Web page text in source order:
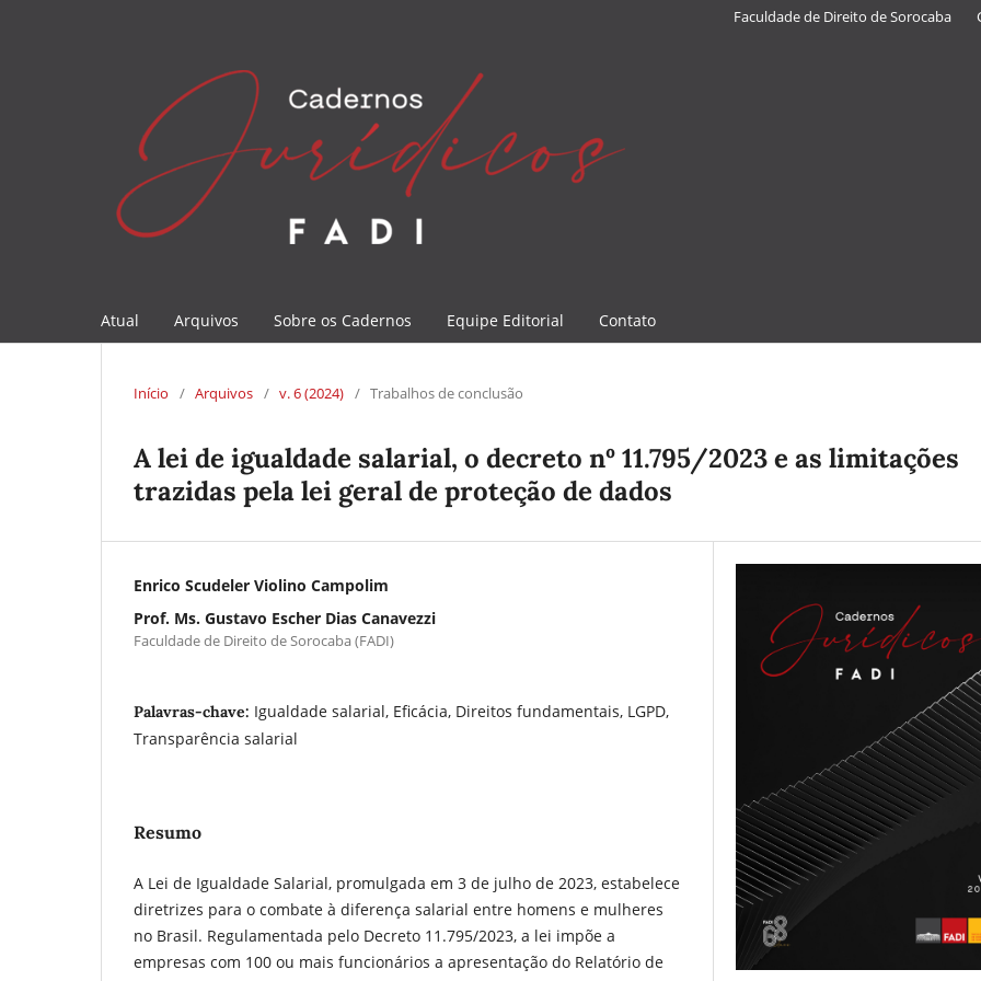
Atual Arquivos Sobre os Cadernos Equipe Editorial Contato
Faculdade de Direito de Sorocaba
Início / Arquivos / v. 6 (2024) / Trabalhos de conclusão
A lei de igualdade salarial, o decreto nº 11.795/2023 e as limitações
trazidas pela lei geral de proteção de dados
Enrico Scudeler Violino Campolim
Prof. Ms. Gustavo Escher Dias Canavezzi
Faculdade de Direito de Sorocaba (FADI)
Palavras-chave: Igualdade salarial, Eficácia, Direitos fundamentais, LGPD,
Transparência salarial
Resumo
A Lei de Igualdade Salarial, promulgada em 3 de julho de 2023, estabelece
diretrizes para o combate à diferença salarial entre homens e mulheres
no Brasil. Regulamentada pelo Decreto 11.795/2023, a lei impõe a
empresas com 100 ou mais funcionários a apresentação do Relatório de